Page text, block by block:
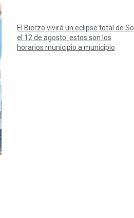
El Bierzo vivirá un eclipse total de Sol
el 12 de agosto: estos son los
horarios municipio a municipio